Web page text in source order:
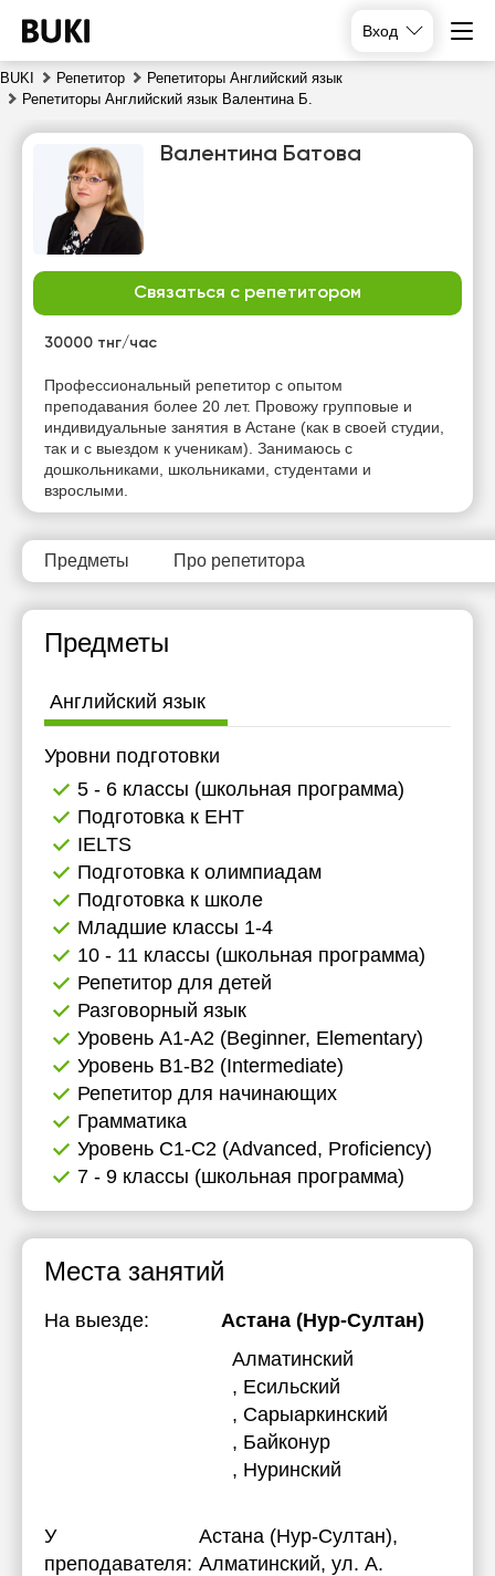
Вход
BUKI Репетитор
Репетиторы Английский язык
Репетиторы Английский язык Валентина Б.
Валентина Батова
Связаться с репетитором
30000 тнг/час
Профессиональный репетитор с опытом
преподавания более 20 лет. Провожу групповые и
индивидуальные занятия в Астане (как в своей студии,
так и с выездом к ученикам). Занимаюсь с
дошкольниками, школьниками, студентами и
взрослыми.
Предметы Про репетитора
Предметы
Английский язык
Уровни подготовки
5 - 6 классы (школьная программа)
Подготовка к ЕНТ
IELTS
Подготовка к олимпиадам
Подготовка к школе
Младшие классы 1-4
10 - 11 классы (школьная программа)
Репетитор для детей
Разговорный язык
Уровень А1-А2 (Beginner, Elementary)
Уровень B1-B2 (Intermediate)
Репетитор для начинающих
Грамматика
Уровень C1-C2 (Advanced, Proficiency)
7 - 9 классы (школьная программа)
Места занятий
На выезде:
Астана (Нур-Султан)
Алматинский
, Есильский
, Сарыаркинский
, Байконур
, Нуринский
У
преподавателя:
Астана (Нур-Султан),
Алматинский, ул. А.
пн
вт
Нет
свободных
часов
Нет
свободных
часов
Нет
свободных
часов
свободных
часов